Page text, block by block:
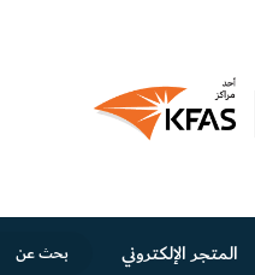
المتجر الإلكتروني